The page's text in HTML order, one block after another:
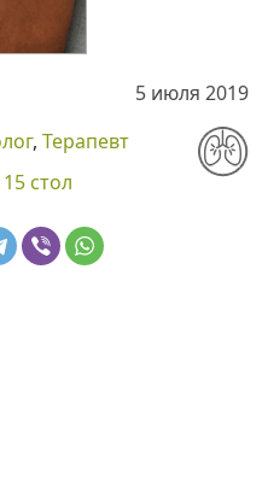
5 июля 2019
, Терапевт
стол